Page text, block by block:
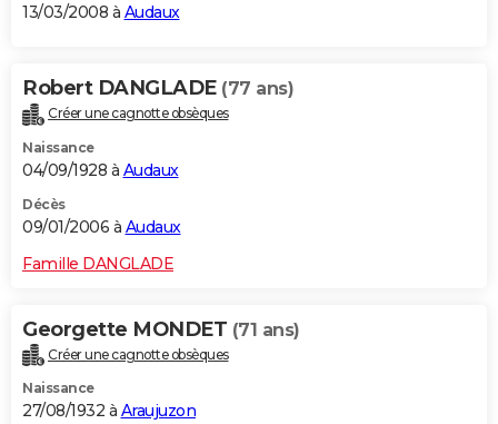
13/03/2008 à Audaux
Robert DANGLADE (77 ans)
Créer une cagnotte obsèques
Naissance
04/09/1928 à Audaux
Décès
09/01/2006 à Audaux
Famille DANGLADE
Georgette MONDET (71 ans)
Créer une cagnotte obsèques
Naissance
27/08/1932 à Araujuzon